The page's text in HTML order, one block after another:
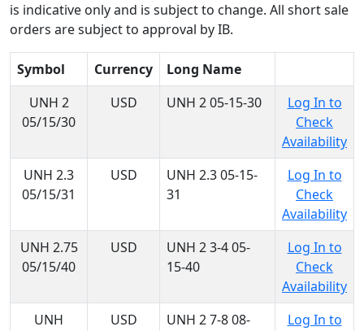
is indicative only and is subject to change. All short sale
orders are subject to approval by IB.
Symbol Currency
Long Name
UNH 2
05/15/30
USD UNH 2 05-15-30
Log In to
Check
Availability
UNH 2.3
05/15/31
USD
UNH 2.3 05-15-
31
Log In to
Check
Availability
UNH 2.75
05/15/40
USD
UNH 2 3-4 05-
15-40
Log In to
Check
Availability
UNH
USD
UNH 2 7-8 08-
Log In to